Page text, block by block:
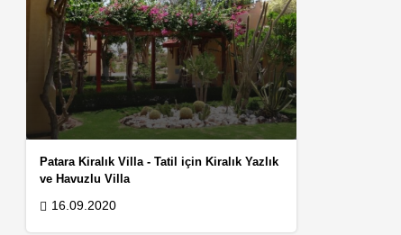
Patara Kiralık Villa - Tatil için Kiralık Yazlık
ve Havuzlu Villa
16.09.2020